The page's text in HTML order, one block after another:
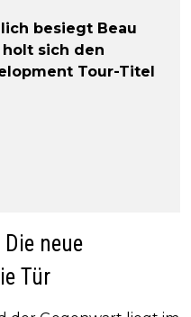
besiegt Beau
holt sich den
Tour-Titel
neue
Tür